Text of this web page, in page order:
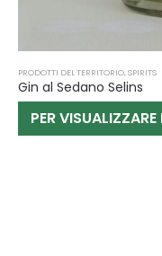
PRODOTTI DEL TERRITORIO, SPIRITS
Gin al Sedano Selins
PER